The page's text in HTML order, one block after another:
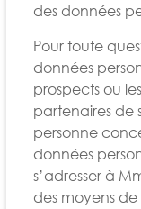
des données
Pour toute
données
prospects ou
partenaires de
personne
données
s’adresser à
des moyens